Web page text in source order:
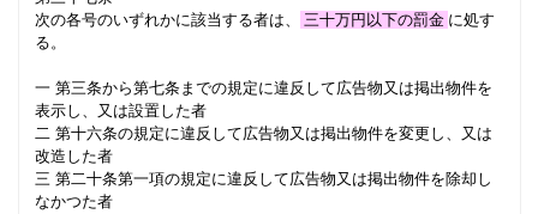
次の各号のいずれかに該当する者は、
三十万円以下の罰金 に処す
る。
一 第三条から第七条までの規定に違反して広告物又は掲出物件を
表示し、又は設置した者
二 第十六条の規定に違反して広告物又は掲出物件を変更し、又は
改造した者
三 第二十条第一項の規定に違反して広告物又は掲出物件を除却し
なかつた者